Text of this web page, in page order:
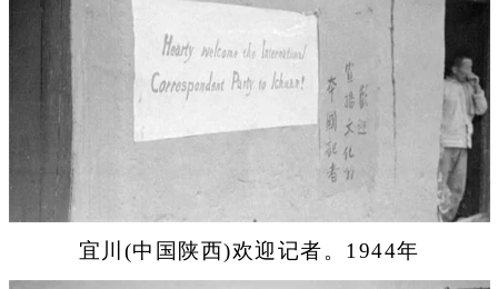
宜川(中国陕西)欢迎记者。1944年